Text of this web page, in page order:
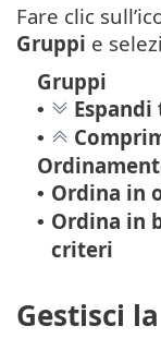
Fare clic
Gruppi e
Gruppi
•
•
• Ordina in
• Ordina in
criteri
Gestisci